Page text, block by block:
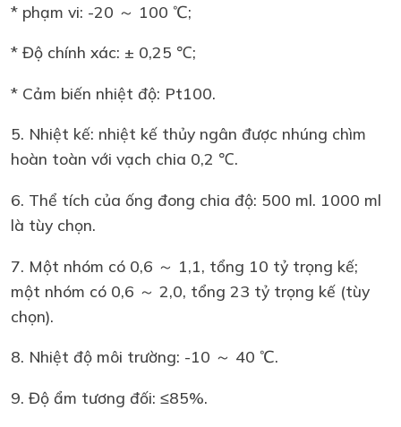
* phạm vi: -20 ～ 100 ℃;
* Độ chính xác: ± 0,25 ℃;
* Cảm biến nhiệt độ: Pt100.
5. Nhiệt kế: nhiệt kế thủy ngân được nhúng chìm
hoàn toàn với vạch chia 0,2 ℃.
6. Thể tích của ống đong chia độ: 500 ml. 1000 ml
là tùy chọn.
7. Một nhóm có 0,6 ～ 1,1, tổng 10 tỷ trọng kế;
một nhóm có 0,6 ～ 2,0, tổng 23 tỷ trọng kế (tùy
chọn).
8. Nhiệt độ môi trường: -10 ～ 40 ℃.
9. Độ ẩm tương đối: ≤85%.